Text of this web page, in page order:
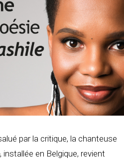
par la critique, la chanteuse
, installée en Belgique, revient